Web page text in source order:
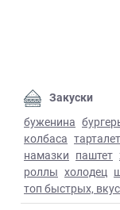
овощной
Закуски
буженина
колбаса
намазки паштет
роллы холодец
топ быстрых,